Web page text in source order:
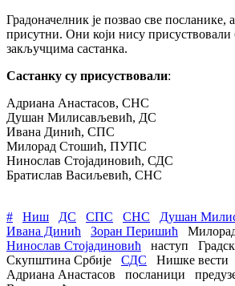
Градоначелник је позвао све посланике,
присутни. Они који нису присуствовали
закључцима састанка.
Састанку су присуствовали:
Адриана Анастасов, СНС
Душан Милисављевић, ДС
Ивана Динић, СПС
Милорад Стошић, ПУПС
Нинослав Стојадиновић, СДС
Братислав Васиљевић, СНС
# Ниш ДС СПС СНС Душан
Ивана Динић
Зоран Перишић
Нинослав Стојадиновић
наступ
Скупштина Србије
СДС Нишке вести
Адриана Анастасов
посланици